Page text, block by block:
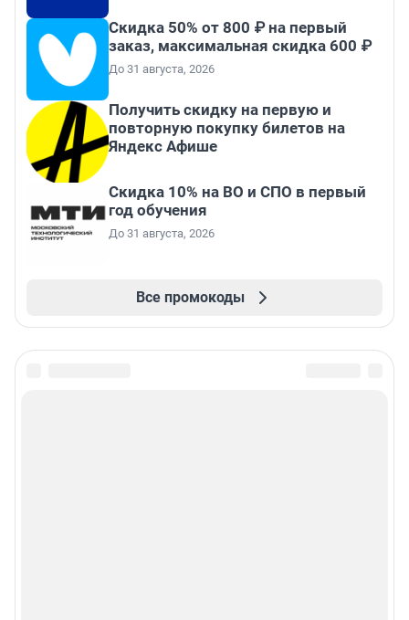
Скидка 50% от 800 ₽ на первый
заказ, максимальная скидка 600 ₽
До 31 августа, 2026
Получить скидку на первую и
повторную покупку билетов на
Яндекс Афише
Скидка 10% на ВО и СПО в первый
год обучения
До 31 августа, 2026
Все промокоды